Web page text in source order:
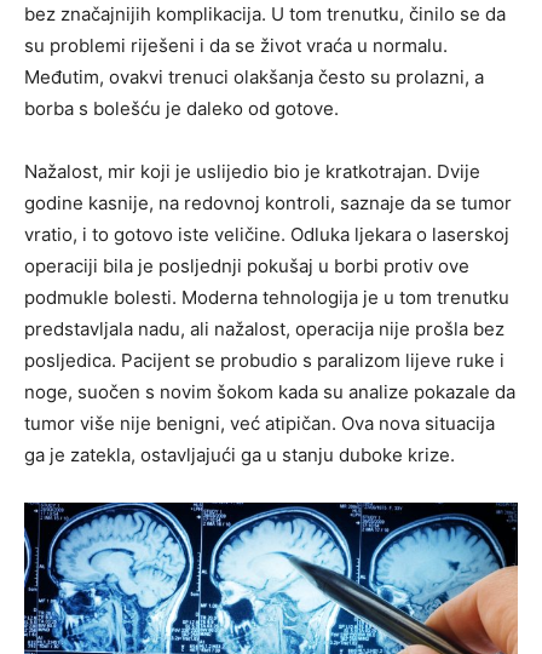
bez značajnijih komplikacija. U tom trenutku, činilo se da
su problemi riješeni i da se život vraća u normalu.
Međutim, ovakvi trenuci olakšanja često su prolazni, a
borba s bolešću je daleko od gotove.
Nažalost, mir koji je uslijedio bio je kratkotrajan. Dvije
godine kasnije, na redovnoj kontroli, saznaje da se tumor
vratio, i to gotovo iste veličine. Odluka ljekara o laserskoj
operaciji bila je posljednji pokušaj u borbi protiv ove
podmukle bolesti. Moderna tehnologija je u tom trenutku
predstavljala nadu, ali nažalost, operacija nije prošla bez
posljedica. Pacijent se probudio s paralizom lijeve ruke i
noge, suočen s novim šokom kada su analize pokazale da
tumor više nije benigni, već atipičan. Ova nova situacija
ga je zatekla, ostavljajući ga u stanju duboke krize.